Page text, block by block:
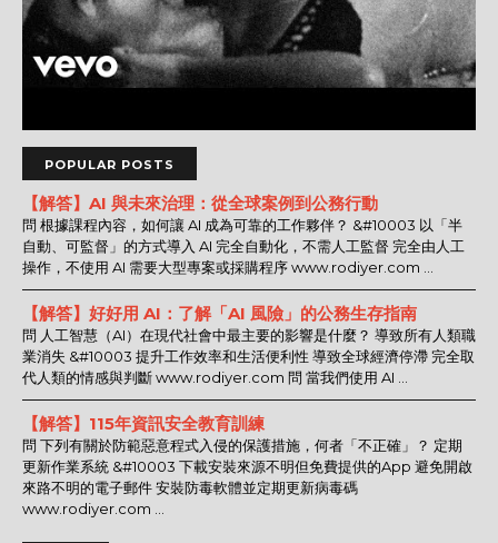
POPULAR POSTS
【解答】AI 與未來治理：從全球案例到公務行動
問 根據課程內容，如何讓 AI 成為可靠的工作夥伴？ &#10003 以「半
自動、可監督」的方式導入 AI 完全自動化，不需人工監督 完全由人工
操作，不使用 AI 需要大型專案或採購程序 www.rodiyer.com ...
【解答】好好用 AI：了解「AI 風險」的公務生存指南
問 人工智慧（AI）在現代社會中最主要的影響是什麼？ 導致所有人類職
業消失 &#10003 提升工作效率和生活便利性 導致全球經濟停滯 完全取
代人類的情感與判斷 www.rodiyer.com 問 當我們使用 AI ...
【解答】115年資訊安全教育訓練
問 下列有關於防範惡意程式入侵的保護措施，何者「不正確」？ 定期
更新作業系統 &#10003 下載安裝來源不明但免費提供的App 避免開啟
來路不明的電子郵件 安裝防毒軟體並定期更新病毒碼
www.rodiyer.com ...